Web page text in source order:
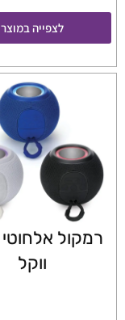
לצפייה במוצר
ווקל